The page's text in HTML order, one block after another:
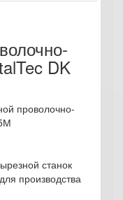
DK
проволочно-
станок
производства